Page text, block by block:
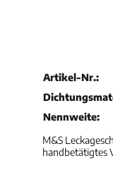
Artikel-Nr.:
Nennweite:
M&S
handbetätigtes